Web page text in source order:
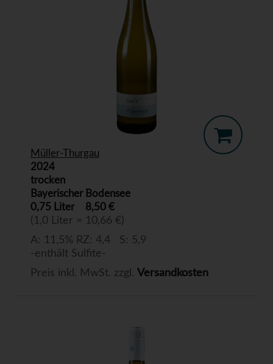
Müller-Thurgau
2024
trocken
Bayerischer Bodensee
0,75 Liter
8,50 €
(1,0 Liter = 10,66 €)
A: 11,5% RZ: 4,4 S: 5,9
-enthält Sulfite-
Preis inkl. MwSt. zzgl. Versandkosten